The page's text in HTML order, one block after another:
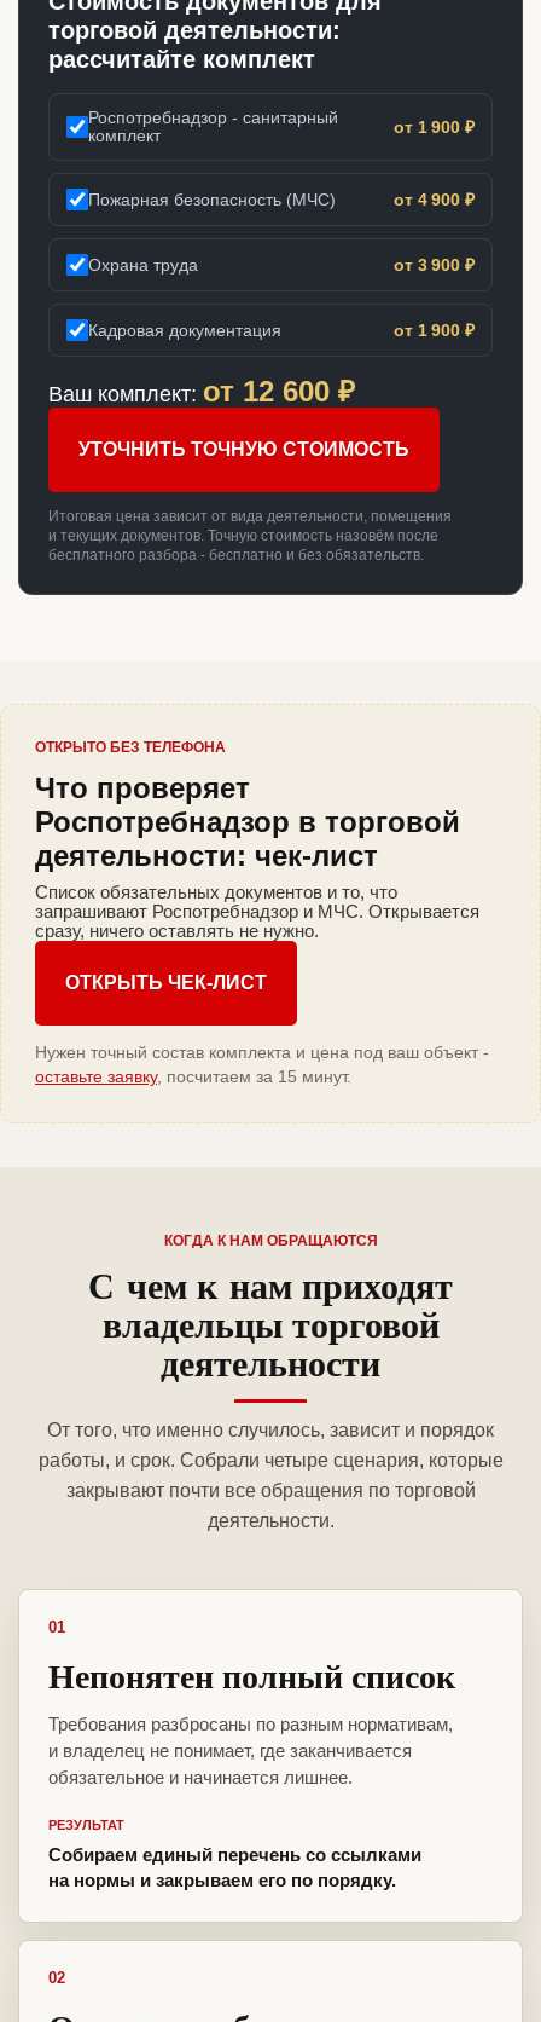
торговой деятельности:
рассчитайте комплект
Роспотребнадзор - санитарный
комплект
от 1 900 ₽
Пожарная безопасность (МЧС) от 4 900 ₽
Охрана труда от 3 900 ₽
Кадровая документация от 1 900 ₽
Ваш комплект: от 12 600 ₽
УТОЧНИТЬ ТОЧНУЮ СТОИМОСТЬ
Итоговая цена зависит от вида деятельности, помещения
и текущих документов. Точную стоимость назовём после
бесплатного разбора - бесплатно и без обязательств.
ОТКРЫТО БЕЗ ТЕЛЕФОНА
Что проверяет
Роспотребнадзор в торговой
деятельности: чек-лист
Список обязательных документов и то, что
запрашивают Роспотребнадзор и МЧС. Открывается
сразу, ничего оставлять не нужно.
ОТКРЫТЬ ЧЕК-ЛИСТ
Нужен точный состав комплекта и цена под ваш объект -
оставьте заявку, посчитаем за 15 минут.
КОГДА К НАМ ОБРАЩАЮТСЯ
С чем к нам приходят
владельцы торговой
деятельности
От того, что именно случилось, зависит и порядок
работы, и срок. Собрали четыре сценария, которые
закрывают почти все обращения по торговой
деятельности.
01
Непонятен полный список
Требования разбросаны по разным нормативам,
и владелец не понимает, где заканчивается
обязательное и начинается лишнее.
РЕЗУЛЬТАТ
Собираем единый перечень со ссылками
на нормы и закрываем его по порядку.
02